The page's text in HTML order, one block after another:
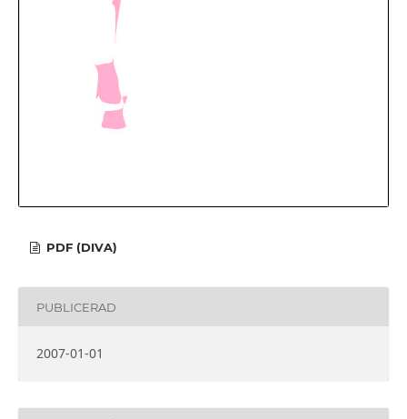
PDF (DIVA)
PUBLICERAD
2007-01-01